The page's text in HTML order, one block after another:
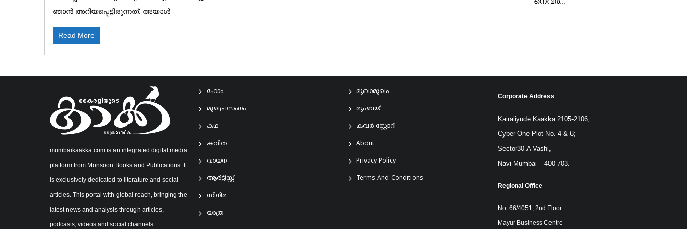
ഞാൻ അറിയപ്പെട്ടിരുന്നത്. അയാൾ
Read More
mumbaikaakka.com is an integrated digital media
platform from Monsoon Books and Publications. It
is exclusively dedicated to literature and social
articles. This portal with global reach, bringing the
latest news and analysis through articles,
podcasts, videos and social channels.
ഹോം
മുഖപ്രസംഗം
കഥ
കവിത
വായന
ആര്‍ട്ടിസ്റ്റ്
സിനിമ
യാത്ര
മുഖാമുഖം
മുംബയ്
കവർ സ്റ്റോറി
About
Privacy Policy
Terms And Conditions
Corporate Address
Kairaliyude Kaakka 2105-2106;
Cyber One Plot No. 4 & 6;
Sector30-A Vashi,
Navi Mumbai – 400 703.
Regional Office
No. 66/4051, 2nd Floor
Mayur Business Centre